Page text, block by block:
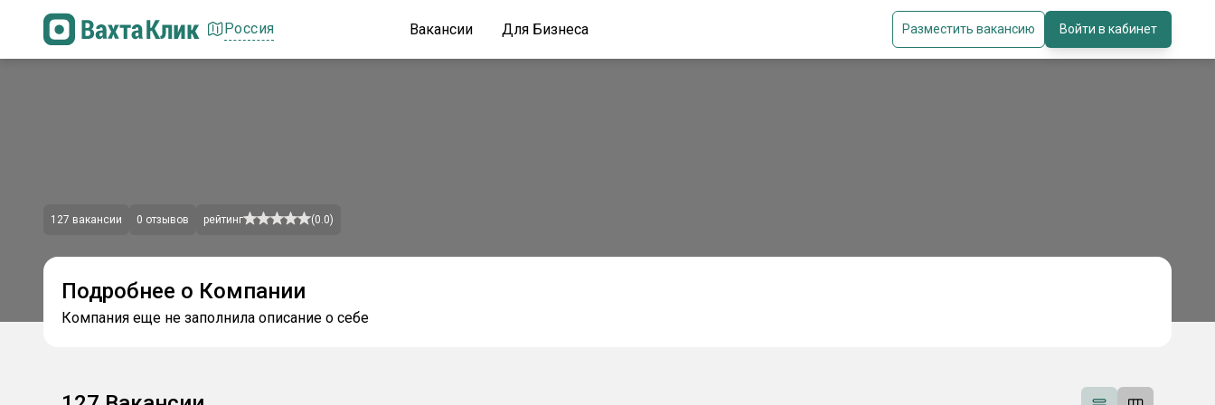
Россия Вакансии Для Бизнеса Разместить вакансию Войти в кабинет
127 вакансии 0 отзывов рейтинг (0.0)
Подробнее о Компании
Компания еще не заполнила описание о себе